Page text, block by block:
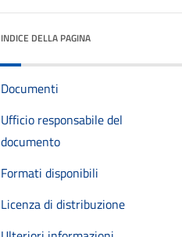
INDICE DELLA PAGINA
Documenti
Ufficio responsabile del
documento
Formati disponibili
Licenza di distribuzione